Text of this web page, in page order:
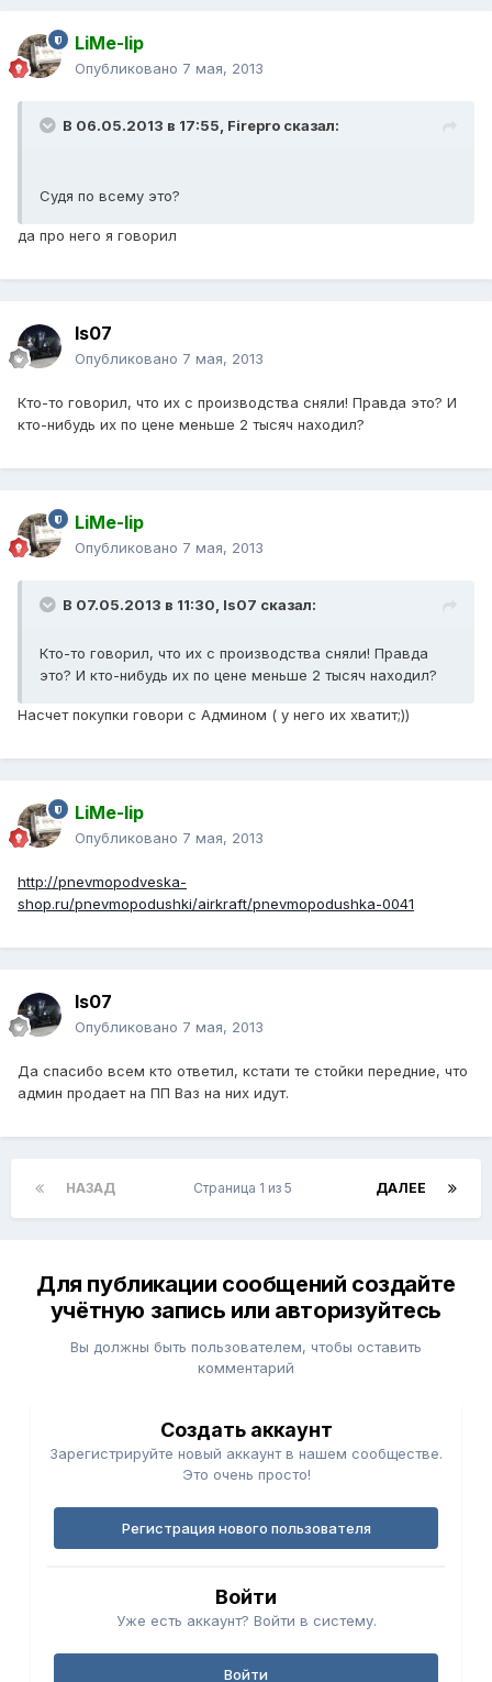
LiMe-lip
Опубликовано 7 мая, 2013
В 06.05.2013 в 17:55, Firepro сказал:
Судя по всему это?
да про него я говорил
Is07
Опубликовано 7 мая, 2013
Кто-то говорил, что их с производства сняли! Правда это? И
кто-нибудь их по цене меньше 2 тысяч находил?
LiMe-lip
Опубликовано 7 мая, 2013
В 07.05.2013 в 11:30, Is07 сказал:
Кто-то говорил, что их с производства сняли! Правда
это? И кто-нибудь их по цене меньше 2 тысяч находил?
Насчет покупки говори с Админом ( у него их хватит;))
LiMe-lip
Опубликовано 7 мая, 2013
http://pnevmopodveska-
shop.ru/pnevmopodushki/airkraft/pnevmopodushka-0041
Is07
Опубликовано 7 мая, 2013
Да спасибо всем кто ответил, кстати те стойки передние, что
админ продает на ПП Ваз на них идут.
НАЗАД ДАЛЕЕ
Страница 1 из 5
Для публикации сообщений создайте
учётную запись или авторизуйтесь
Вы должны быть пользователем, чтобы оставить
комментарий
Создать аккаунт
Зарегистрируйте новый аккаунт в нашем сообществе.
Это очень просто!
Регистрация нового пользователя
Войти
Уже есть аккаунт? Войти в систему.
Войти